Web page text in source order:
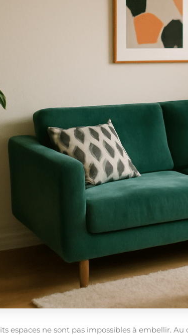
espaces ne sont pas impossibles à embellir.